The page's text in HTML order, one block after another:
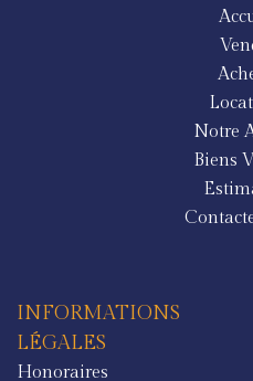
Notre
Biens
INFORMATIONS
LÉGALES
Honoraires